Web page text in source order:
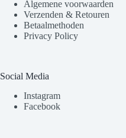
Algemene voorwaarden
Verzenden & Retouren
Betaalmethoden
Privacy Policy
Social Media
Instagram
Facebook